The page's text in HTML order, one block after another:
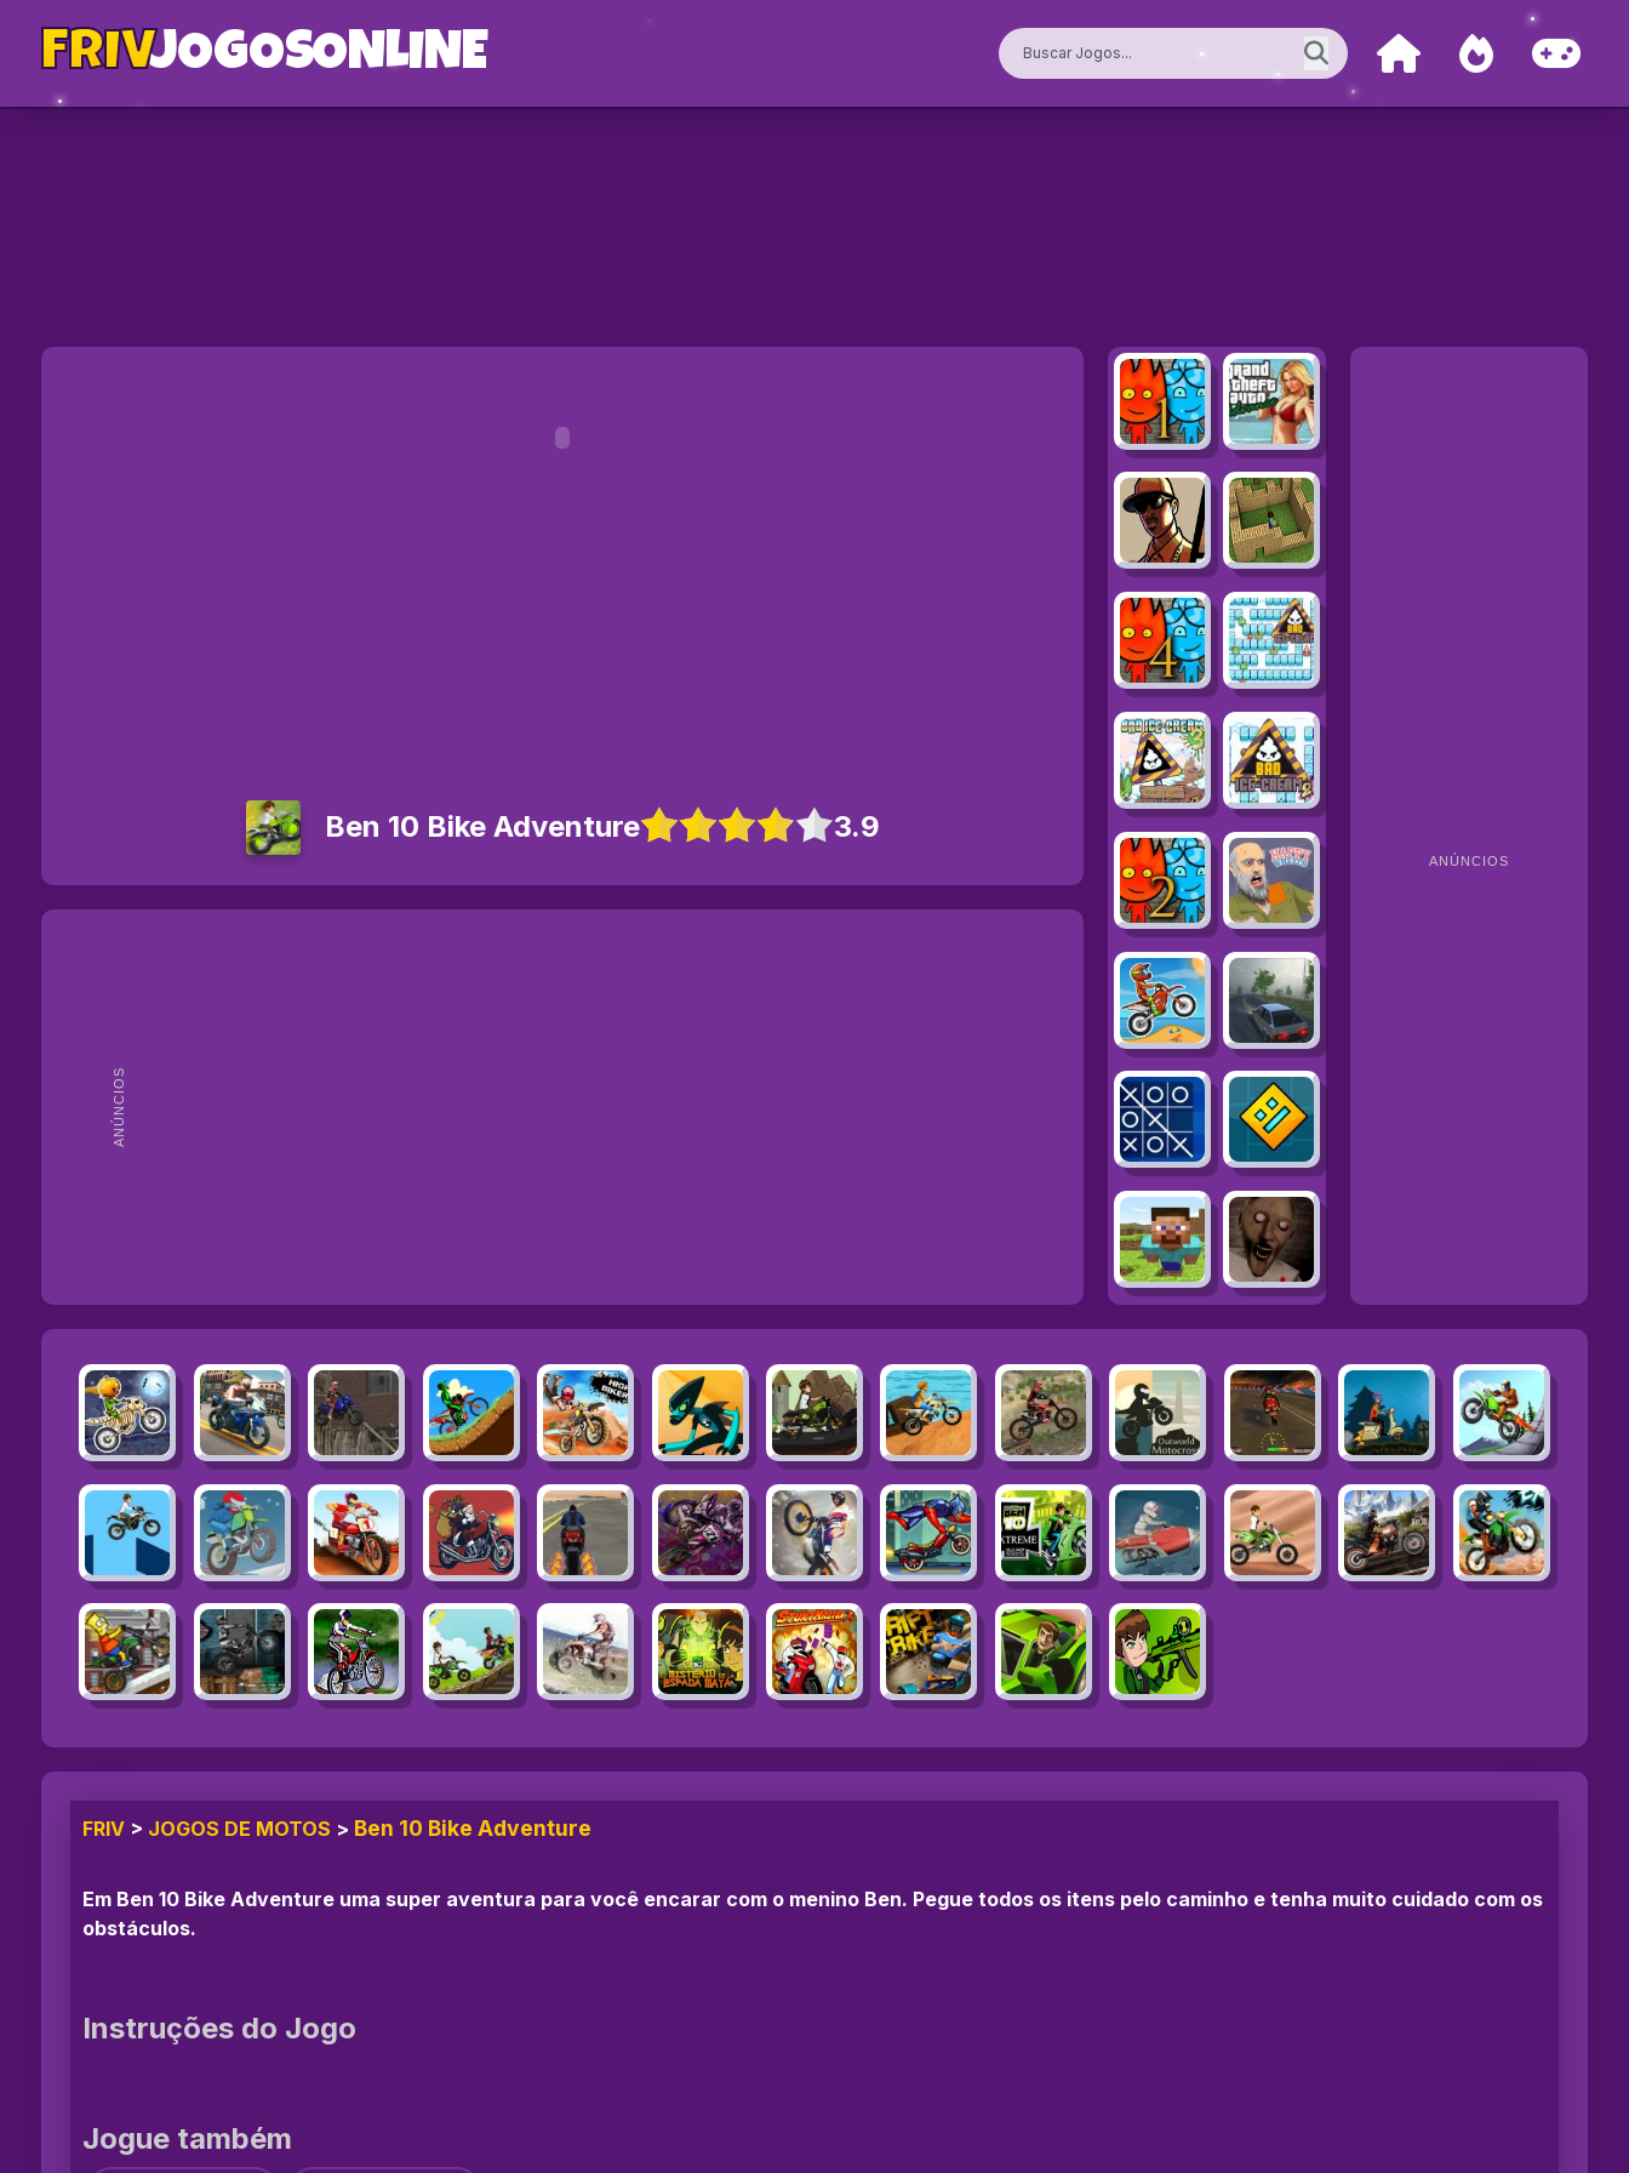
FRIVJOGOSONLINE
ANÚNCIOS
Ben 10 Bike Adventure 3.9
ANÚNCIOS
FRIV > JOGOS DE MOTOS > Ben 10 Bike Adventure
Em Ben 10 Bike Adventure uma super aventura para você encarar com o menino Ben. Pegue todos os itens pelo caminho e tenha muito cuidado com os
obstáculos.
Instruções do Jogo
Jogue também